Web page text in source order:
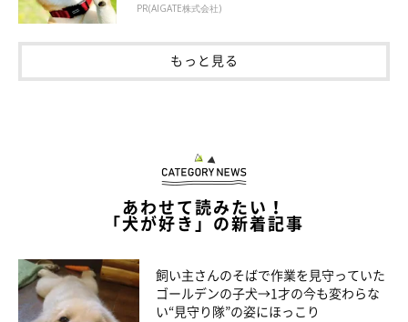
PR(AIGATE株式会社)
もっと見る
あわせて読みたい！
「犬が好き」の新着記事
飼い主さんのそばで作業を見守っていた
ゴールデンの子犬→1才の今も変わらな
い“見守り隊”の姿にほっこり